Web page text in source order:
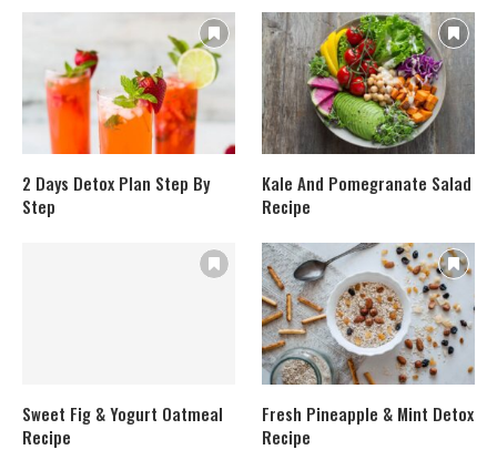
2 Days Detox Plan Step By
Step
Kale And Pomegranate Salad
Recipe
Sweet Fig & Yogurt Oatmeal
Recipe
Fresh Pineapple & Mint Detox
Recipe